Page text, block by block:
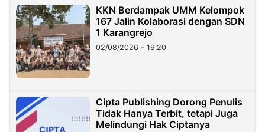
KKN Berdampak UMM Kelompok
167 Jalin Kolaborasi dengan SDN
1 Karangrejo
02/08/2026 - 19:20
Cipta Publishing Dorong Penulis
Tidak Hanya Terbit, tetapi Juga
Melindungi Hak Ciptanya